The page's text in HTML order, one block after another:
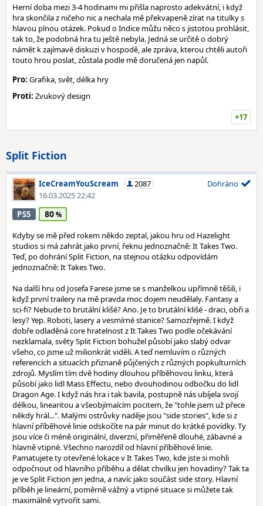
Herní doba mezi 3-4 hodinami mi přišla naprosto adekvátní, i když
hra skončila z ničeho nic a nechala mě překvapeně zírat na titulky s
hlavou plnou otázek. Pokud o Indice můžu něco s jistotou prohlásit,
tak to, že podobná hra tu ještě nebyla. Jedná se určitě o dobrý
námět k zajímavé diskuzi v hospodě, ale zpráva, kterou chtěli autoři
touto hrou poslat, zůstala podle mě doručená jen napůl.
Pro: Grafika, svět, délka hry
Proti: Zvukový design
+17
Split Fiction
IceCreamYouScream
2087
16.03.2025 22:42
Dohráno
PS5 80
Kdyby se mě před rokem někdo zeptal, jakou hru od Hazelight
studios si má zahrát jako první, řeknu jednoznačně: It Takes Two.
Teď, po dohrání Split Fiction, na stejnou otázku odpovídám
jednoznačně: It Takes Two.
Na další hru od Josefa Farese jsme se s manželkou upřímně těšili, i
když první trailery na mě pravda moc dojem neudělaly. Fantasy a
sci-fi? Nebude to brutální klišé? Ano. Je to brutální klišé - draci, obři a
lesy? Yep. Roboti, lasery a vesmírné stanice? Samozřejmě. I když
dobře odladěná core hratelnost z It Takes Two podle očekávání
nezklamala, světy Split Fiction bohužel působí jako slabý odvar
všeho, co jsme už milionkrát viděli. A teď nemluvím o různých
referencích a situacích přiznaně půjčených z různých popkulturních
zdrojů. Myslím tím dvě hodiny dlouhou příběhovou linku, která
působí jako lidl Mass Effectu, nebo dvouhodinou odbočku do lidl
Dragon Age. I když nás hra i tak bavila, postupně nás ubíjela svojí
délkou, linearitou a všeobjímaícím pocitem, že "tohle jsem už přece
někdy hrál...". Malými ostrůvky naděje jsou "side stories", kde si z
hlavní příběhové linie odskočíte na pár minut do krátké povídky. Ty
jsou více či méně originální, diverzní, přiměřeně dlouhé, zábavné a
hlavně vtipné. Všechno narozdíl od hlavní příběhové linie.
Pamatujete ty otevřené lokace v It Takes Two, kde jste si mohli
odpočnout od hlavního příběhu a dělat chvilku jen hovadiny? Tak ta
je ve Split Fiction jen jedna, a navíc jako součást side story. Hlavní
příběh je lineární, poměrně vážný a vtipné situace si můžete tak
maximálně vytvořit sami.